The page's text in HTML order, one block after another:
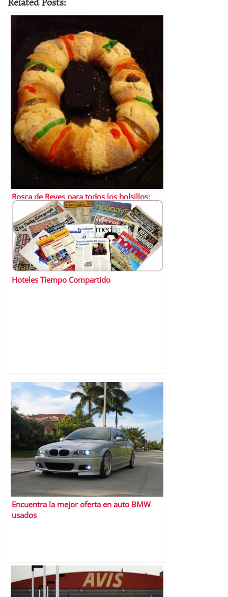
Rosca de Reyes para todos los bolsillos:
gratis y otras más caras
Hoteles Tiempo Compartido
Encuentra la mejor oferta en auto BMW
usados